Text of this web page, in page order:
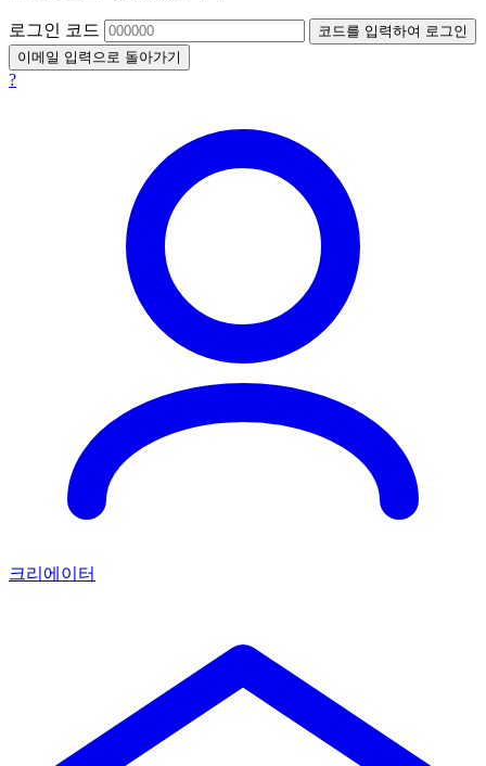
로그인 코드
코드를 입력하여 로그인
이메일 입력으로 돌아가기
?
크리에이터